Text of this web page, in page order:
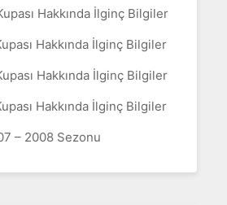
Hakkında İlginç Bilgiler
Hakkında İlginç Bilgiler
Hakkında İlginç Bilgiler
Hakkında İlginç Bilgiler
– 2008 Sezonu